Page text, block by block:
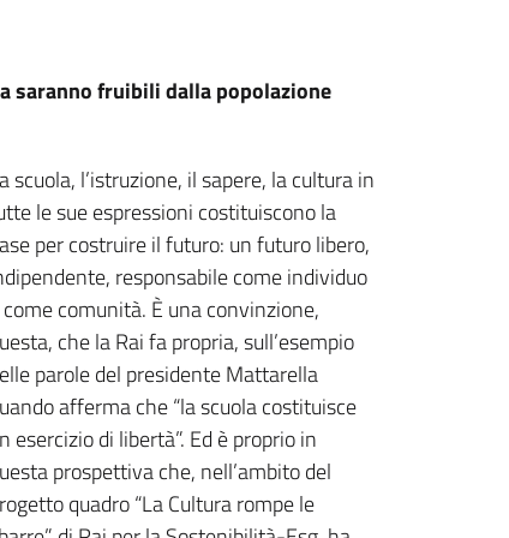
saranno fruibili dalla popolazione
scuola, l’istruzione, il sapere, la cultura in
le sue espressioni costituiscono la
per costruire il futuro: un futuro libero,
responsabile come individuo
comunità. È una convinzione,
che la Rai fa propria, sull’esempio
parole del presidente Mattarella
afferma che “la scuola costituisce
esercizio di libertà”. Ed è proprio in
prospettiva che, nell’ambito del
quadro “La Cultura rompe le